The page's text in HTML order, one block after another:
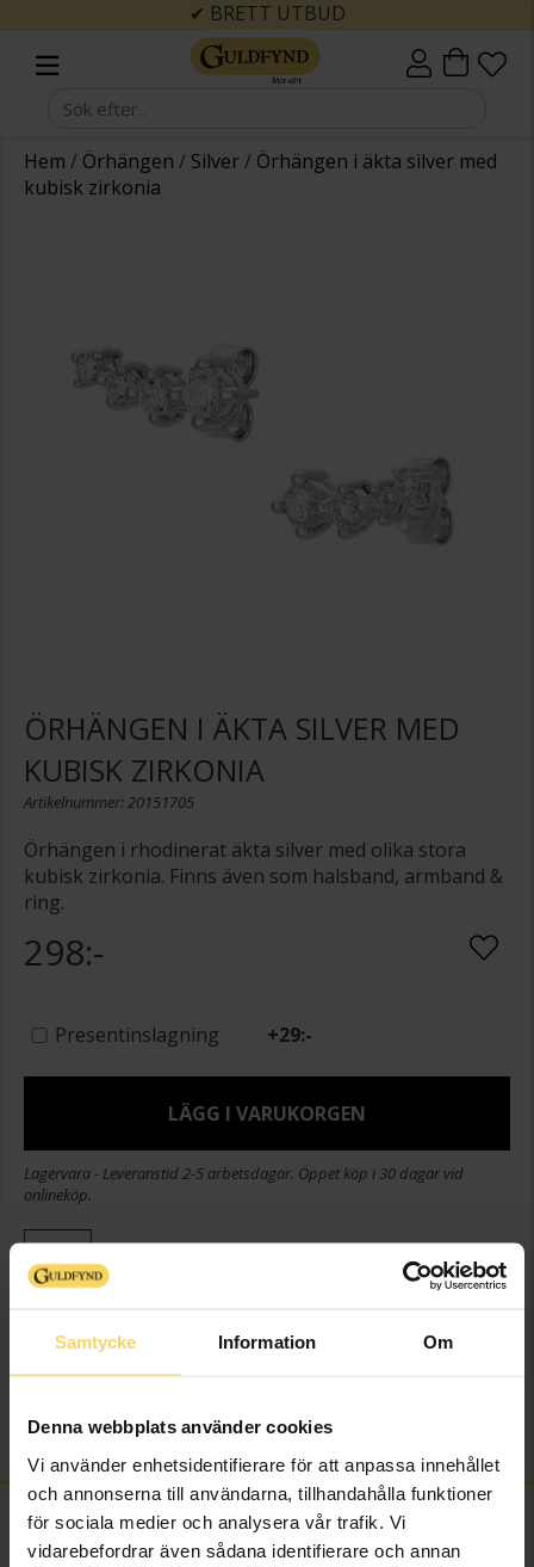
Samtycke Information Om
Denna webbplats använder cookies
Vi använder enhetsidentifierare för att anpassa innehållet
och annonserna till användarna, tillhandahålla funktioner
för sociala medier och analysera vår trafik. Vi
vidarebefordrar även sådana identifierare och annan
✔ BRETT UTBUD
Hem / Örhängen / Silver/ Örhängen i äkta silver med
kubisk zirkonia
ÖRHÄNGEN I ÄKTA SILVER MED
KUBISK ZIRKONIA
Artikelnummer: 20151705
Örhängen i rhodinerat äkta silver med olika stora
kubisk zirkonia. Finns även som halsband, armband &
ring.
298:-
Presentinslagning +29:-
LÄGG I VARUKORGEN
Lagervara - Leveranstid 2-5 arbetsdagar. Öppet köp i 30 dagar vid
onlineköp.
Info
Varumärke
MOOD CLASSICS
Modell
Sten/Pärla
Kubisk Zirkonia
FINNS OCKSÅ SOM